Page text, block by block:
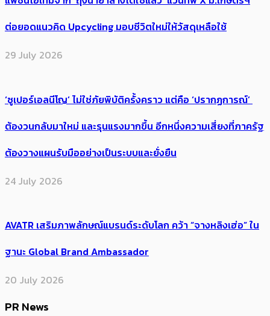
ต่อยอดแนวคิด Upcycling มอบชีวิตใหม่ให้วัสดุเหลือใช้
29 July 2026
‘ซูเปอร์เอลนีโญ’ ไม่ใช่ภัยพิบัติครั้งคราว แต่คือ ‘ปรากฏการณ์’ ​
ต้อง​วนกลับมาใหม่ และรุนแรงมากขึ้น อีกหนึ่งความเสี่ยงที่ภาครัฐ
ต้องวางแผนรับมืออย่างเป็นระบบและยั่งยืน
24 July 2026
AVATR เสริมภาพลักษณ์แบรนด์ระดับโลก คว้า “จางหลิงเฮ่อ” ใน
ฐานะ Global Brand Ambassador
20 July 2026
PR News